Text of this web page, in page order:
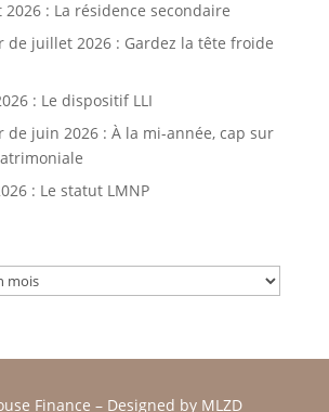
: La résidence secondaire
de juillet 2026 : Gardez la tête froide
: Le dispositif LLI
de juin 2026 : À la mi-année, cap sur
: Le statut LMNP
Finance –Designed by MLZD